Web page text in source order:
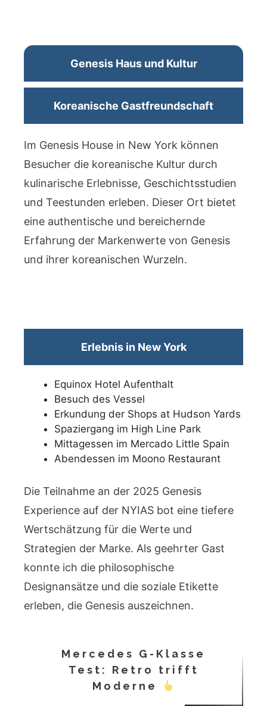
Genesis Haus und Kultur
Koreanische Gastfreundschaft
Im Genesis House in New York können
Besucher die koreanische Kultur durch
kulinarische Erlebnisse, Geschichtsstudien
und Teestunden erleben. Dieser Ort bietet
eine authentische und bereichernde
Erfahrung der Markenwerte von Genesis
und ihrer koreanischen Wurzeln.
Erlebnis in New York
Equinox Hotel Aufenthalt
Besuch des Vessel
Erkundung der Shops at Hudson Yards
Spaziergang im High Line Park
Mittagessen im Mercado Little Spain
Abendessen im Moono Restaurant
Die Teilnahme an der 2025 Genesis
Experience auf der NYIAS bot eine tiefere
Wertschätzung für die Werte und
Strategien der Marke. Als geehrter Gast
konnte ich die philosophische
Designansätze und die soziale Etikette
erleben, die Genesis auszeichnen.
Mercedes G-Klasse
Test: Retro trifft
Moderne